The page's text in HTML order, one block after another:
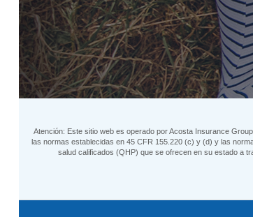
Atención: Este sitio web es operado por Acosta Insurance
las normas establecidas en 45 CFR 155.220 (c) y (d) y las
salud calificados (QHP) que se ofrecen en su estado a